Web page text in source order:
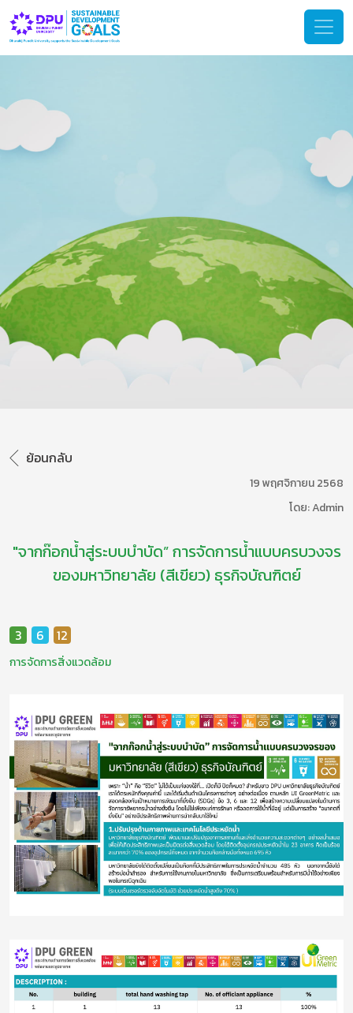
ย้อนกลับ
19 พฤศจิกายน 2568
โดย: Admin
"จากก๊อกน้ำสู่ระบบบำบัด” การจัดการน้ำแบบครบวงจร
ของมหาวิทยาลัย (สีเขียว) ธุรกิจบัณฑิตย์
3 6 12
การจัดการสิ่งแวดล้อม